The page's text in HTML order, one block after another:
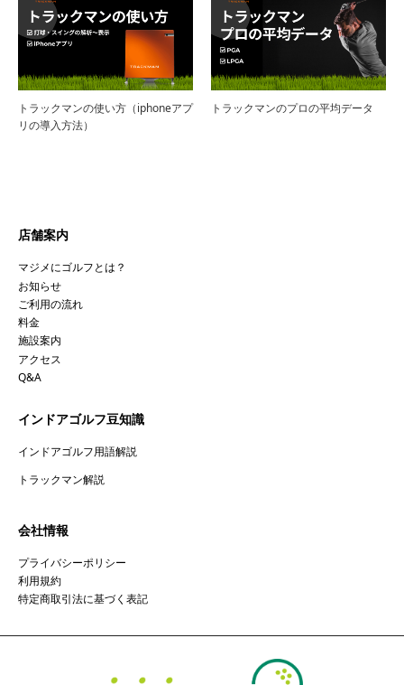
トラックマンの使い方（iphoneアプ
リの導入方法）
トラックマンのプロの平均データ
店舗案内
マジメにゴルフとは？
お知らせ
ご利用の流れ
料金
施設案内
アクセス
Q&A
インドアゴルフ豆知識
インドアゴルフ用語解説
トラックマン解説
会社情報
プライバシーポリシー
利用規約
特定商取引法に基づく表記